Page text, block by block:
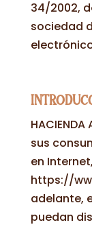
34/2002,
sociedad
sus
en Internet,
https://
adelante,
puedan